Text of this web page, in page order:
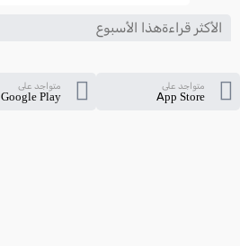
الأكثر قراءةهذا الأسبوع
متواجد على
App Store
متواجد على
Google Play